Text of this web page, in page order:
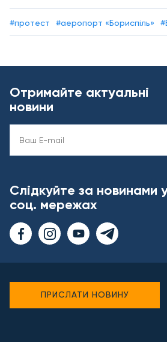
#протест #аеропорт «Бориспіль»
Отримайте актуальні
новини
Слідкуйте за новинами
соц. мережах
ПРИСЛАТИ НОВИНУ